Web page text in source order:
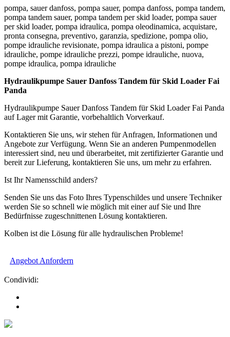
pompa, sauer danfoss, pompa sauer, pompa danfoss, pompa tandem,
pompa tandem sauer, pompa tandem per skid loader, pompa sauer
per skid loader, pompa idraulica, pompa oleodinamica, acquistare,
pronta consegna, preventivo, garanzia, spedizione, pompa olio,
pompe idrauliche revisionate, pompa idraulica a pistoni, pompe
idrauliche, pompe idrauliche prezzi, pompe idrauliche, nuova,
pompe idraulica, pompa idrauliche
Hydraulikpumpe Sauer Danfoss Tandem für Skid Loader Fai
Panda
Hydraulikpumpe Sauer Danfoss Tandem für Skid Loader Fai Panda
auf Lager mit Garantie, vorbehaltlich Vorverkauf.
Kontaktieren Sie uns, wir stehen für Anfragen, Informationen und
Angebote zur Verfügung. Wenn Sie an anderen Pumpenmodellen
interessiert sind, neu und überarbeitet, mit zertifizierter Garantie und
bereit zur Lieferung, kontaktieren Sie uns, um mehr zu erfahren.
Ist Ihr Namensschild anders?
Senden Sie uns das Foto Ihres Typenschildes und unsere Techniker
werden Sie so schnell wie möglich mit einer auf Sie und Ihre
Bedürfnisse zugeschnittenen Lösung kontaktieren.
Kolben ist die Lösung für alle hydraulischen Probleme!
Angebot Anfordern
Condividi: